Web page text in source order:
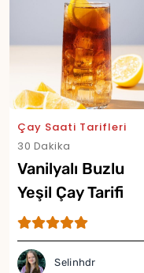
Çay Saati Tarifleri
30 Dakika
Vanilyalı Buzlu
Yeşil Çay Tarifi
Selinhdr